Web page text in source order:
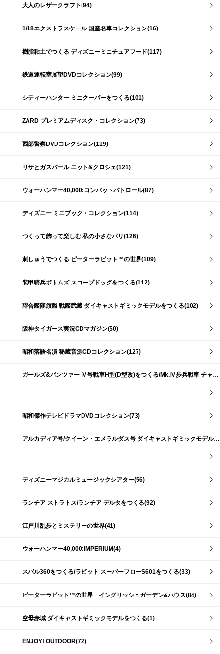
大人のレザークラフト(94)
1/18エクストラスケール 国産名車コレクション(16)
樹脂粘土でつくる ディズニーミニチュアフード(117)
鉄道運転室展望DVDコレクション(99)
シティーハンター ミニクーパーをつくる(101)
ZARD プレミアムディスク・コレクション(73)
西部警察DVDコレクション(119)
リサとガスパール ニット&クロシェ(121)
ウォーハンマー40,000:コンバットパトロール(87)
ディズニー ミニブック・コレクション(114)
つくって飾って楽しむ 私の小さなパリ(126)
刺しゅうでつくる ピーターラビット™の世界(109)
装甲騎兵ボトムズ スコープドッグをつくる(112)
聯合艦隊旗艦 戦艦武蔵 ダイキャストギミックモデルをつくる(102)
阪神タイガース実況CDマガジン(50)
昭和落語名演 秘蔵音源CDコレクション(127)
ガールズ&パンツァー Ⅳ号戦車H型(D型改)をつくる/Mk.Ⅳ歩兵戦車 チャーチルMk.Ⅶをつくる(191)
昭和傑作テレビドラマDVDコレクション(73)
アルカディア号/クイーン・エメラルダス号 ダイキャストギミックモデルをつくる(159)
ディズニーマジカルミュージックシアター(56)
ランチア ストラトス/ランチア デルタをつくる(92)
江戸川乱歩とミステリーの世界(41)
ウォーハンマー40,000:IMPERIUM(4)
スバル360をつくる/ラビット スーパーフローS601をつくる(33)
ピーターラビット™の世界 イングリッシュガーデン&ハウス(84)
空母赤城 ダイキャストギミックモデルをつくる(1)
ENJOY! OUTDOOR(72)